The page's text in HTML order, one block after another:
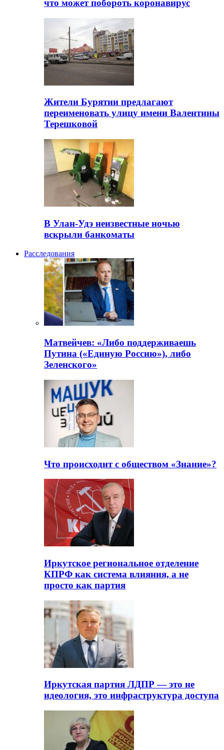
что может побороть коронавирус
Жители Бурятии предлагают
переименовать улицу имени Валентины
Терешковой
В Улан-Удэ неизвестные ночью
вскрыли банкоматы
Расследования
Матвейчев: «Либо поддерживаешь
Путина («Единую Россию»), либо
Зеленского»
Что происходит с обществом «Знание»?
Иркутское региональное отделение
КПРФ как система влияния, а не
просто как партия
Иркутская партия ЛДПР — это не
идеология, это инфраструктура доступа